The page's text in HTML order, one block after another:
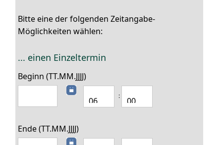
Bitte eine der folgenden Zeitangabe-
Möglichkeiten wählen:
... einen Einzeltermin
Beginn (TT.MM.JJJJ)
:
Ende (TT.MM.JJJJ)